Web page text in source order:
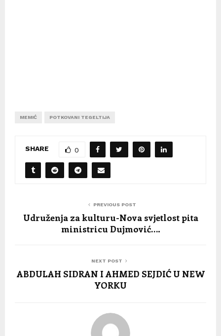
MEMIĆ POTKOVANI TEGELTIJA
SHARE 0
PREVIOUS POST
Udruženja za kulturu-Nova svjetlost pita
ministricu Dujmović….
NEXT POST
ABDULAH SIDRAN I AHMED SEJDIĆ U NEW
YORKU